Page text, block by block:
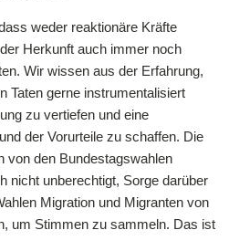
weder reaktionäre Kräfte
Herkunft auch immer noch
Wir wissen aus der Erfahrung,
Taten gerne instrumentalisiert
zu vertiefen und eine
der Vorurteile zu schaffen. Die
von den Bundestagswahlen
nicht unberechtigt, Sorge darüber
Migration und Migranten von
um Stimmen zu sammeln. Das ist